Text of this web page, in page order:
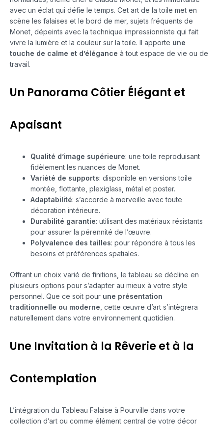
avec un éclat qui défie le temps. Cet art de la toile met en
scène les falaises et le bord de mer, sujets fréquents de
Monet, dépeints avec la technique impressionniste qui fait
vivre la lumière et la couleur sur la toile. Il apporte une
touche de calme et d’élégance à tout espace de vie ou de
travail.
Un Panorama Côtier Élégant et
Apaisant
Qualité d’image supérieure: une toile reproduisant
fidèlement les nuances de Monet.
Variété de supports: disponible en versions toile
montée, flottante, plexiglass, métal et poster.
Adaptabilité: s’accorde à merveille avec toute
décoration intérieure.
Durabilité garantie: utilisant des matériaux résistants
pour assurer la pérennité de l’œuvre.
Polyvalence des tailles: pour répondre à tous les
besoins et préférences spatiales.
Offrant un choix varié de finitions, le tableau se décline en
plusieurs options pour s’adapter au mieux à votre style
personnel. Que ce soit pour une présentation
traditionnelle ou moderne , cette œuvre d’art s’intègrera
naturellement dans votre environnement quotidien.
Une Invitation à la Rêverie et à la
Contemplation
L’intégration du Tableau Falaise à Pourville dans votre
collection d’art ou comme élément central de votre décor